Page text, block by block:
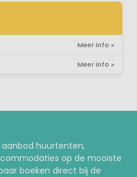
Meer info »
Meer info »
huurtenten,
op de mooiste
boeken direct bij de